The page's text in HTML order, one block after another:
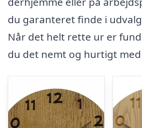
du garanteret finde i
Når det helt rette ur er
du det nemt og hurtigt med